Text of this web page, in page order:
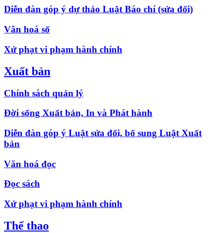
Diễn đàn góp ý dự thảo Luật Báo chí (sửa đổi)
Văn hoá số
Xử phạt vi phạm hành chính
Xuất bản
Chính sách quản lý
Đời sống Xuất bản, In và Phát hành
Diễn đàn góp ý Luật sửa đổi, bổ sung Luật Xuất
bản
Văn hoá đọc
Đọc sách
Xử phạt vi phạm hành chính
Thể thao